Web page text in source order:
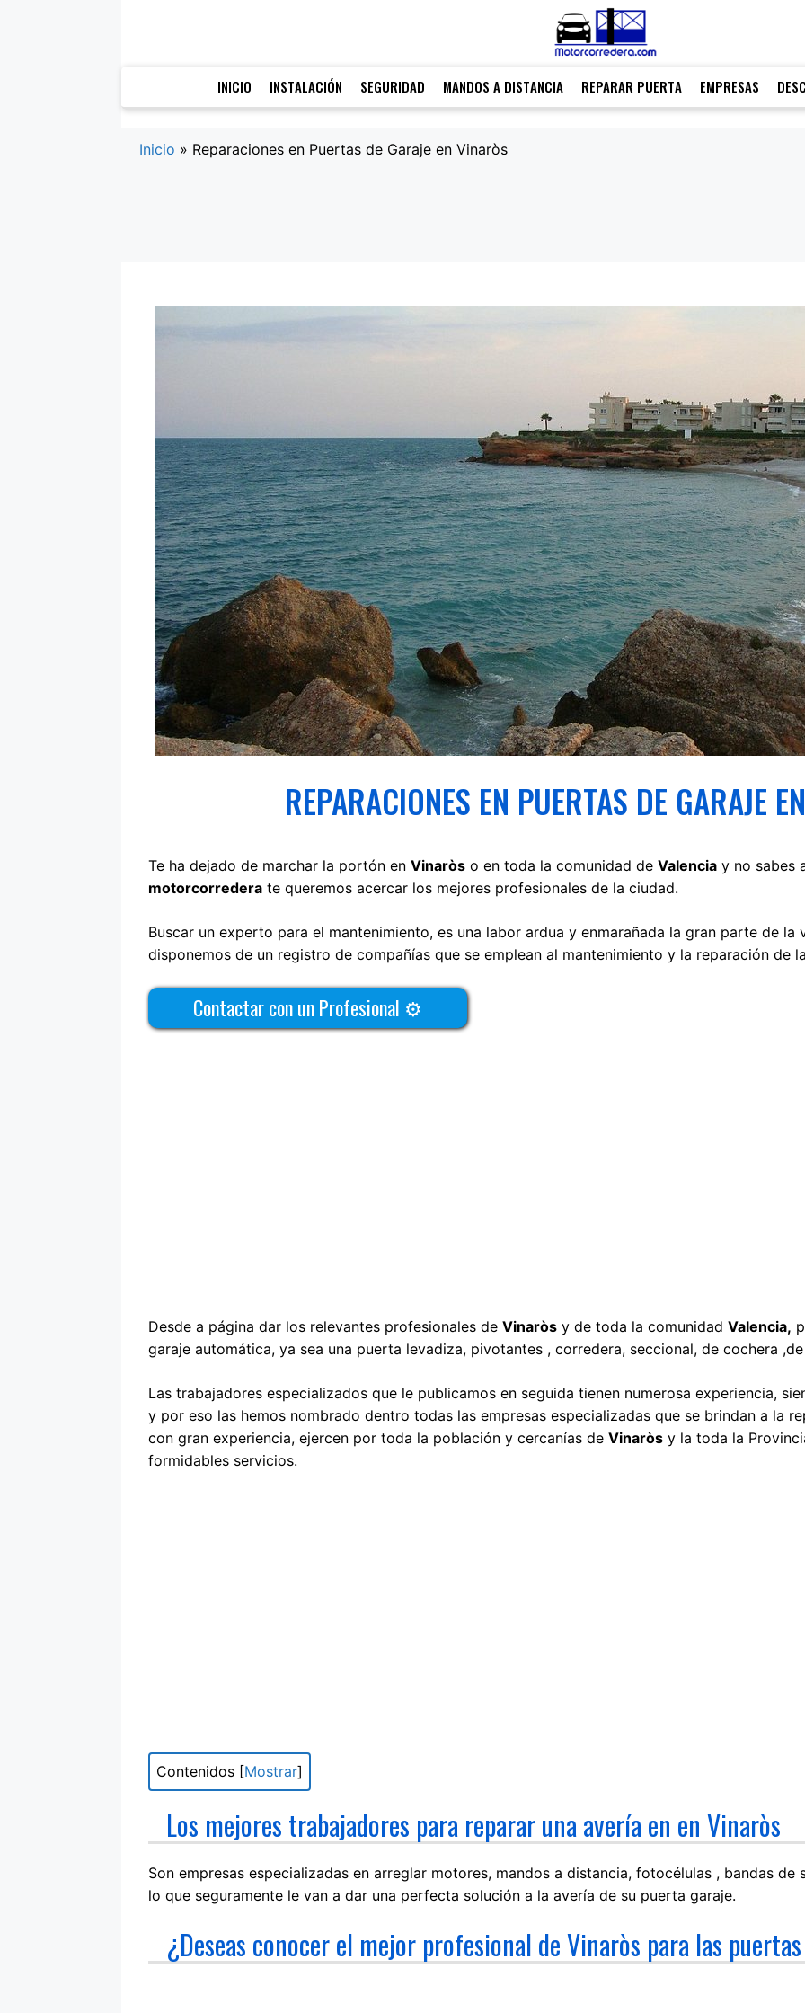
INICIO INSTALACIÓN SEGURIDAD MANDOS A DISTANCIA REPARAR PUERTA EMPRESAS
Inicio » Reparaciones en Puertas de Garaje en Vinaròs
REPARACIONES EN PUERTAS DE GARAJE
Te ha dejado de marchar la portón en Vinaròso en toda la comunidad de Valenciay no sabes
motorcorrederate queremos acercar los mejores profesionales de la ciudad.
Buscar un experto para el mantenimiento, es una labor ardua y enmarañada la gran parte de la
disponemos de un registro de compañías que se emplean al mantenimiento y la reparación de
Contactar con un Profesional ⚙
Desde a página dar los relevantes profesionales de Vinaròsy de toda la comunidad Valencia,
garaje automática, ya sea una puerta levadiza, pivotantes , corredera, seccional, de cochera
Las trabajadores especializados que le publicamos en seguida tienen numerosa experiencia,
y por eso las hemos nombrado dentro todas las empresas especializadas que se brindan a la
con gran experiencia, ejercen por toda la población y cercanías de Vinaròsy la toda la
formidables servicios.
Contenidos [Mostrar]
Los mejores trabajadores para reparar una avería en en Vinaròs
Son empresas especializadas en arreglar motores, mandos a distancia, fotocélulas , bandas
lo que seguramente le van a dar una perfecta solución a la avería de su puerta garaje.
¿Deseas conocer el mejor profesional de Vinaròs para las